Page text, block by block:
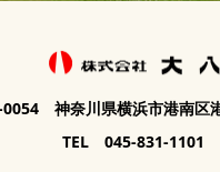
神奈川県横浜市港南区
TEL 045-831-1101